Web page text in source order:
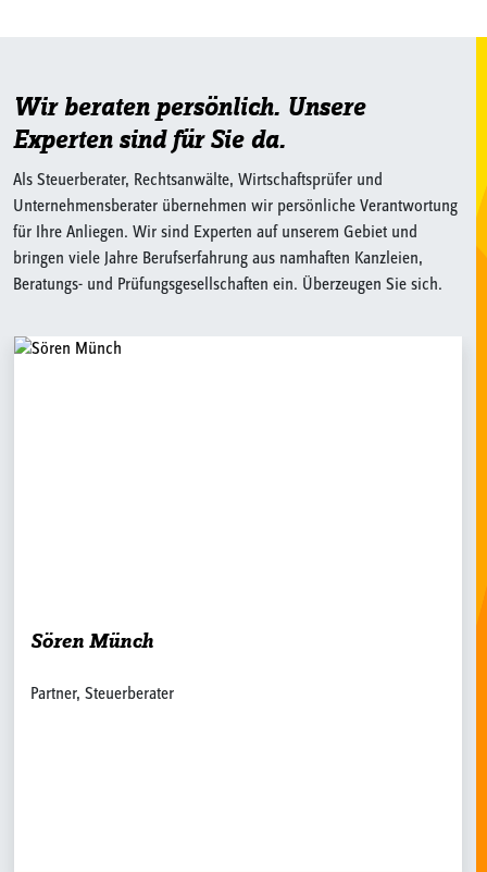
Wir beraten persönlich. Unsere
Experten sind für Sie da.
Als Steuerberater, Rechtsanwälte, Wirtschaftsprüfer und
Unternehmensberater übernehmen wir persönliche Verantwortung
für Ihre Anliegen. Wir sind Experten auf unserem Gebiet und
bringen viele Jahre Berufserfahrung aus namhaften Kanzleien,
Beratungs- und Prüfungsgesellschaften ein. Überzeugen Sie sich.
Christina Walter
Partnerin, Steuerberaterin